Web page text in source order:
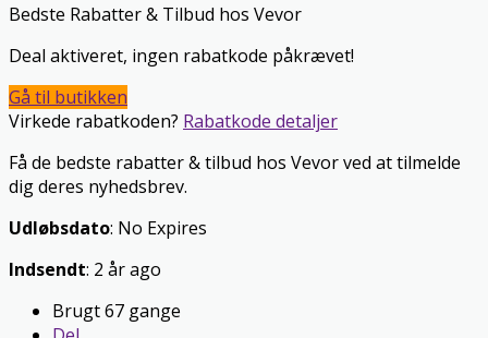
Bedste Rabatter & Tilbud hos Vevor
Deal aktiveret, ingen rabatkode påkrævet!
Gå til butikken
Virkede rabatkoden? Rabatkode detaljer
Få de bedste rabatter & tilbud hos Vevor ved at tilmelde
dig deres nyhedsbrev.
Udløbsdato: No Expires
Indsendt: 2 år ago
Brugt 67 gange